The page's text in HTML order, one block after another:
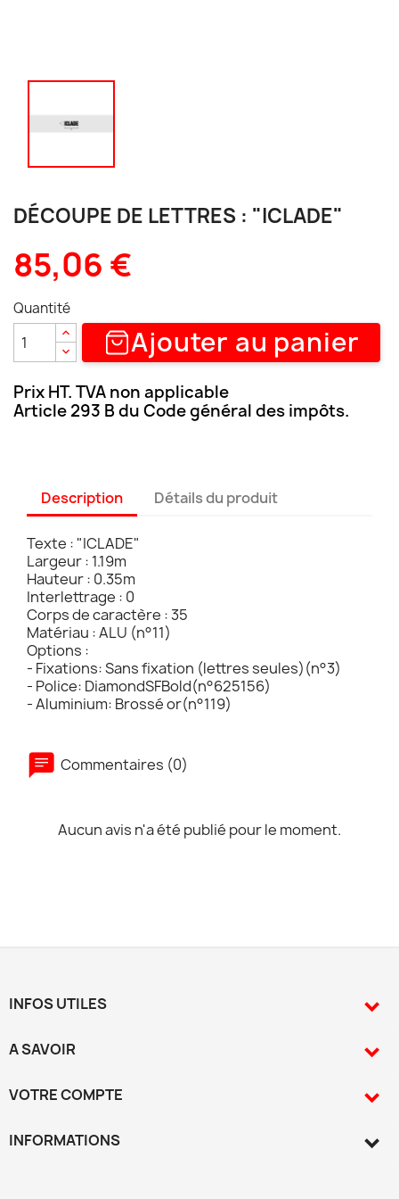
DÉCOUPE DE LETTRES : "ICLADE"
85,06 €
Quantité
Ajouter au panier
Prix HT. TVA non applicable
Article 293 B du Code général des impôts.
Description Détails du produit
Texte : "ICLADE"
Largeur : 1.19m
Hauteur : 0.35m
Interlettrage : 0
Corps de caractère : 35
Matériau : ALU (n°11)
Options :
- Fixations: Sans fixation (lettres seules)(n°3)
- Police: DiamondSFBold(n°625156)
- Aluminium: Brossé or(n°119)
Commentaires (0)
Aucun avis n'a été publié pour le moment.
INFOS UTILES 
A SAVOIR 
VOTRE COMPTE 
INFORMATIONS keyboard_arrow_down